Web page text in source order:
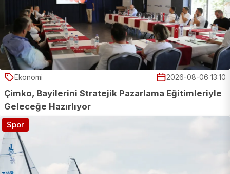
Ekonomi 2026-08-06 13:10
Çimko, Bayilerini Stratejik Pazarlama Eğitimleriyle
Geleceğe Hazırlıyor
Spor